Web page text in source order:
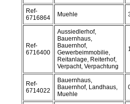
Ref-
6716864
Muehle
Ref-
6716400
Aussiedlerhof,
Bauernhaus,
Bauernhof,
Gewerbeimmobilie,
Reitanlage, Reiterhof,
Verpacht, Verpachtung
Ref-
6714022
Bauernhaus,
Bauernhof, Landhaus,
Muehle